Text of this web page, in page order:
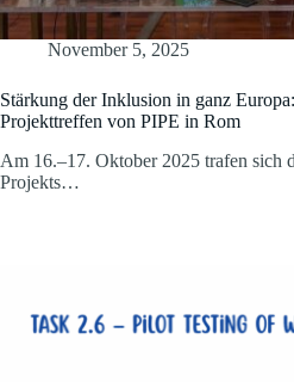
November 5, 2025
Stärkung der Inklusion in ganz
Projekttreffen von PIPE in Rom
Am 16.–17. Oktober 2025 trafen sich
Projekts…